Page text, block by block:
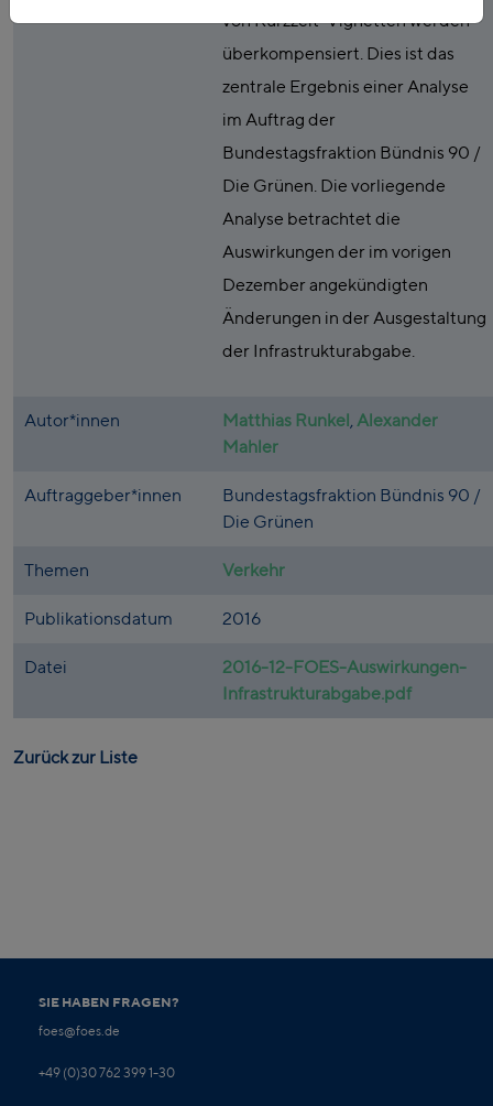
von Kurzzeit-Vignetten werden
überkompensiert. Dies ist das
zentrale Ergebnis einer Analyse
im Auftrag der
Bundestagsfraktion Bündnis 90 /
Die Grünen. Die vorliegende
Analyse betrachtet die
Auswirkungen der im vorigen
Dezember angekündigten
Änderungen in der Ausgestaltung
der Infrastrukturabgabe.
Autor*innen Matthias Runkel ,Alexander
Mahler
Auftraggeber*innen
Bundestagsfraktion Bündnis 90 /
Die Grünen
Themen Verkehr
Publikationsdatum 2016
Datei
2016-12-FOES-Auswirkungen-
Infrastrukturabgabe.pdf
Zurück zur Liste
SIE HABEN FRAGEN?
foes@foes.de
+49 (0)30 762 399 1-30